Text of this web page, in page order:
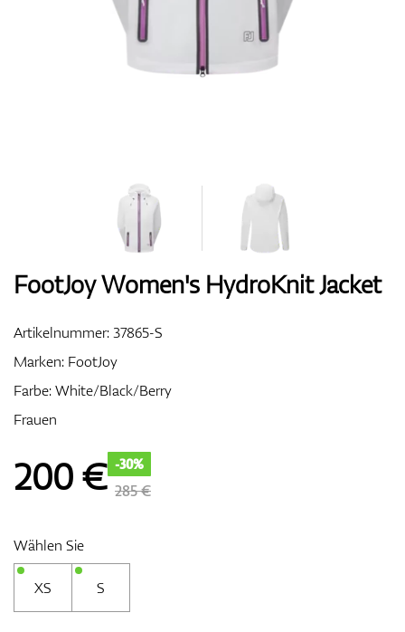
Entfernungsmesser & GPS
FootJoy Women's HydroKnit Jacket
Artikelnummer:37865-S
Marken: FootJoy
Farbe: White/Black/Berry
Frauen
200€ -30%
285 €
Wählen Sie
XS S